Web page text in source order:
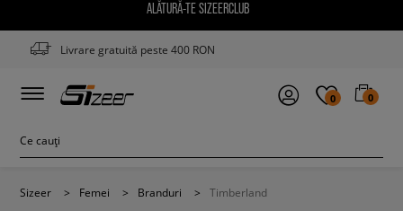
ALĂTURĂ-TE SIZEERCLUB
Livrare gratuită peste 400 RON
0 0
Sizeer > Femei > Branduri > Timberland